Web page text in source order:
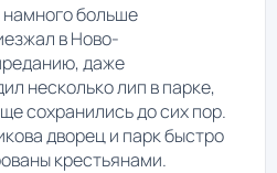
больше
в Ново-
даже
несколько лип в парке,
сохранились до сих пор.
дворец и парк быстро
крестьянами.